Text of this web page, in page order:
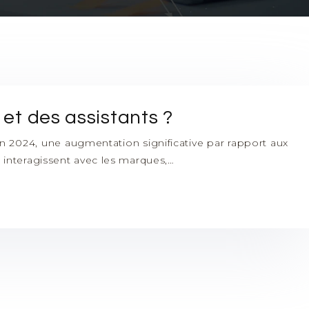
des assistants ?
2024, une augmentation significative par rapport aux
avec les marques,…